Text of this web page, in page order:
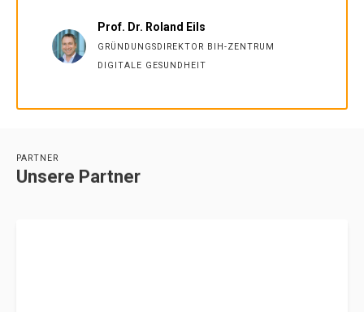
Prof. Dr. Roland Eils
GRÜNDUNGSDIREKTOR BIH-ZENTRUM
DIGITALE GESUNDHEIT
PARTNER
Unsere Partner